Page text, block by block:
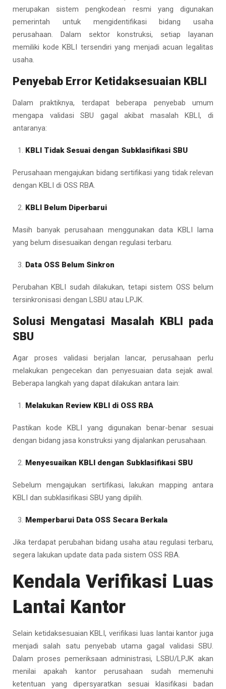
merupakan sistem pengkodean resmi yang digunakan
pemerintah untuk mengidentifikasi bidang usaha
perusahaan. Dalam sektor konstruksi, setiap layanan
memiliki kode KBLI tersendiri yang menjadi acuan legalitas
usaha.
Penyebab Error Ketidaksesuaian KBLI
Dalam praktiknya, terdapat beberapa penyebab umum
mengapa validasi SBU gagal akibat masalah KBLI, di
antaranya:
KBLI Tidak Sesuai dengan Subklasifikasi SBU
Perusahaan mengajukan bidang sertifikasi yang tidak relevan
dengan KBLI di OSS RBA.
KBLI Belum Diperbarui
Masih banyak perusahaan menggunakan data KBLI lama
yang belum disesuaikan dengan regulasi terbaru.
Data OSS Belum Sinkron
Perubahan KBLI sudah dilakukan, tetapi sistem OSS belum
tersinkronisasi dengan LSBU atau LPJK.
Solusi Mengatasi Masalah KBLI pada
SBU
Agar proses validasi berjalan lancar, perusahaan perlu
melakukan pengecekan dan penyesuaian data sejak awal.
Beberapa langkah yang dapat dilakukan antara lain:
Melakukan Review KBLI di OSS RBA
Pastikan kode KBLI yang digunakan benar-benar sesuai
dengan bidang jasa konstruksi yang dijalankan perusahaan.
Menyesuaikan KBLI dengan Subklasifikasi SBU
Sebelum mengajukan sertifikasi, lakukan mapping antara
KBLI dan subklasifikasi SBU yang dipilih.
Memperbarui Data OSS Secara Berkala
Jika terdapat perubahan bidang usaha atau regulasi terbaru,
segera lakukan update data pada sistem OSS RBA.
Kendala Verifikasi Luas
Lantai Kantor
Selain ketidaksesuaian KBLI, verifikasi luas lantai kantor juga
menjadi salah satu penyebab utama gagal validasi SBU.
Dalam proses pemeriksaan administrasi, LSBU/LPJK akan
menilai apakah kantor perusahaan sudah memenuhi
ketentuan yang dipersyaratkan sesuai klasifikasi badan